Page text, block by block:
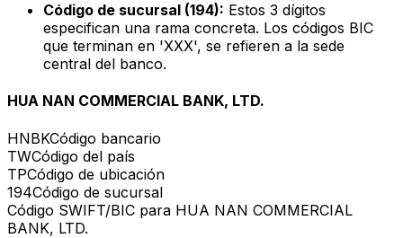
Código de sucursal (194): Estos 3 dígitos
especifican una rama concreta. Los códigos BIC
que terminan en 'XXX', se refieren a la sede
central del banco.
HUA NAN COMMERCIAL BANK, LTD.
HNBKCódigo bancario
TWCódigo del país
TPCódigo de ubicación
194Código de sucursal
Código SWIFT/BIC para HUA NAN COMMERCIAL
BANK, LTD.